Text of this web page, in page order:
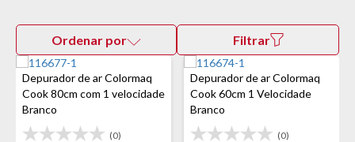
Ordenar por Filtrar
Depurador de ar Colormaq
Cook 80cm com 1 velocidade
Branco
(0)
Depurador de ar Colormaq
Cook 60cm 1 Velocidade
Branco
(0)